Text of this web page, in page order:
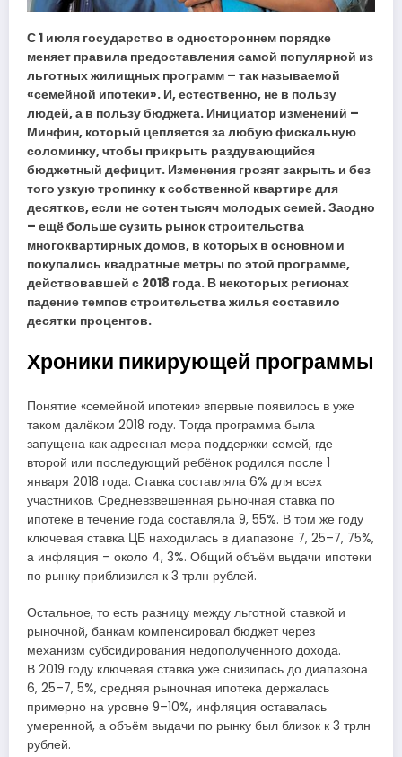
С 1 июля государство в одностороннем порядке
меняет правила предоставления самой популярной из
льготных жилищных программ – так называемой
«семейной ипотеки». И, естественно, не в пользу
людей, а в пользу бюджета. Инициатор изменений –
Минфин, который цепляется за любую фискальную
соломинку, чтобы прикрыть раздувающийся
бюджетный дефицит. Изменения грозят закрыть и без
того узкую тропинку к собственной квартире для
десятков, если не сотен тысяч молодых семей. Заодно
– ещё больше сузить рынок строительства
многоквартирных домов, в которых в основном и
покупались квадратные метры по этой программе,
действовавшей с 2018 года. В некоторых регионах
падение темпов строительства жилья составило
десятки процентов.
Хроники пикирующей программы
Понятие «семейной ипотеки» впервые появилось в уже
таком далёком 2018 году. Тогда программа была
запущена как адресная мера поддержки семей, где
второй или последующий ребёнок родился после 1
января 2018 года. Ставка составляла 6% для всех
участников. Средневзвешенная рыночная ставка по
ипотеке в течение года составляла 9, 55%. В том же году
ключевая ставка ЦБ находилась в диапазоне 7, 25–7, 75%,
а инфляция – около 4, 3%. Общий объём выдачи ипотеки
по рынку приблизился к 3 трлн рублей.
Остальное, то есть разницу между льготной ставкой и
рыночной, банкам компенсировал бюджет через
механизм субсидирования недополученного дохода.
В 2019 году ключевая ставка уже снизилась до диапазона
6, 25–7, 5%, средняя рыночная ипотека держалась
примерно на уровне 9–10%, инфляция оставалась
умеренной, а объём выдачи по рынку был близок к 3 трлн
рублей.